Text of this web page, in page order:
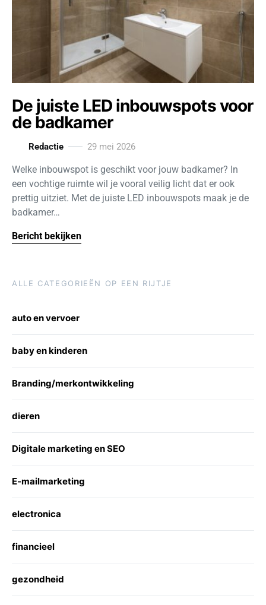
De juiste LED inbouwspots voor
de badkamer
Redactie 29 mei 2026
Welke inbouwspot is geschikt voor jouw badkamer? In
een vochtige ruimte wil je vooral veilig licht dat er ook
prettig uitziet. Met de juiste LED inbouwspots maak je de
badkamer…
Bericht bekijken
ALLE CATEGORIEËN OP EEN RIJTJE
auto en vervoer
baby en kinderen
Branding/merkontwikkeling
dieren
Digitale marketing en SEO
E-mailmarketing
electronica
financieel
gezondheid